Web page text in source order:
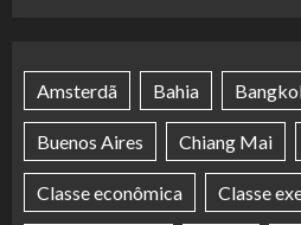
Amsterdã Bahia
Buenos Aires Chiang Mai
Classe econômica Classe